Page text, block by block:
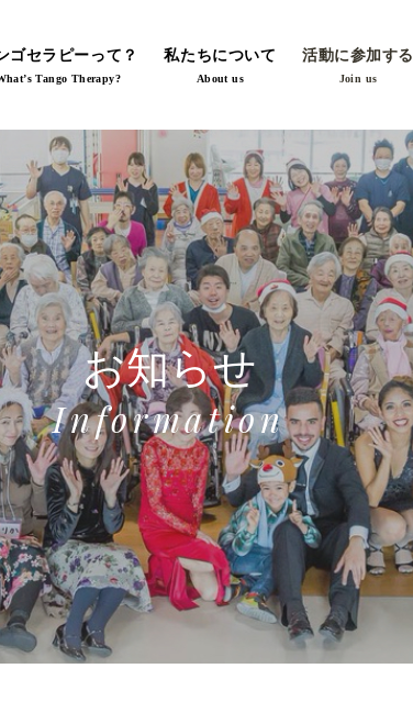
お知らせ
Information
ゴセラピーって？
Tango Therapy?
私たちについて
About us
活動に参加する
Join us